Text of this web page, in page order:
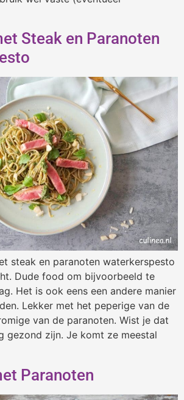
Steak en Paranoten
steak en paranoten waterkerspesto
Dude food om bijvoorbeeld te
Het is ook eens een andere manier
Lekker met het peperige van de
van de paranoten. Wist je dat
gezond zijn. Je komt ze meestal
Paranoten